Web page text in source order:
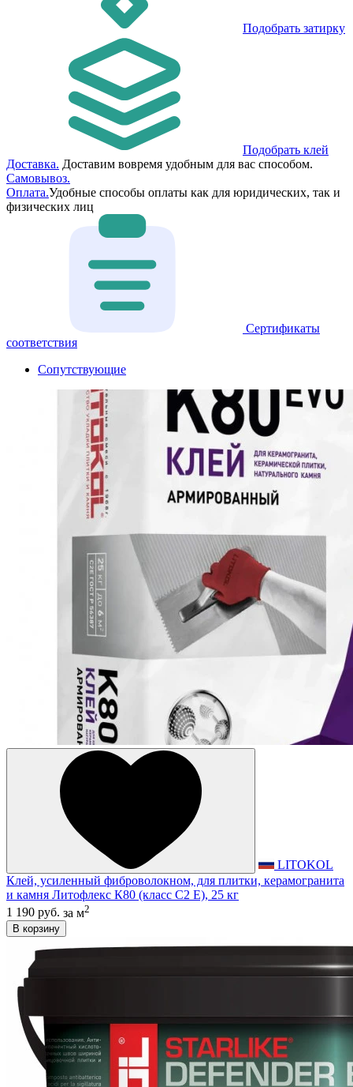
Подобрать затирку
Подобрать клей
Доставка. Доставим вовремя удобным для вас способом.
Самовывоз.
Оплата.Удобные способы оплаты как для юридических, так и
физических лиц
Сертификаты
соответствия
Сопутствующие
LITOKOL
Клей, усиленный фиброволокном, для плитки, керамогранита
и камня Литофлекс К80 (класс С2 E), 25 кг
1 190 руб. за м2
В корзину